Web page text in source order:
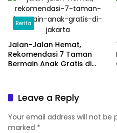
Berita
Jalan-Jalan Hemat,
Rekomendasi 7 Taman
Bermain Anak Gratis di
Leave a Reply
Your email address will not be
marked *